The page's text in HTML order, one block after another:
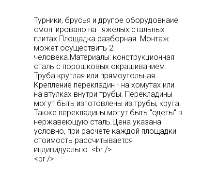
Турники, брусья и другое оборудовнаие
смонтировано на тяжелых стальных
плитах.Площадка разборная. Монтаж
может осуществить 2
человека.Материалы: конструкционная
сталь с порошковых окрашиванием.
Труба круглая или прямоугольная.
Крепление перекладин - на хомутах или
на втулках внутри трубы. Перекладины
могут быть изготовлены из трубы, круга.
Также перекладины могут быть "одеты" в
нержавеющую сталь.Цена указана
условно, при расчете каждой площадки
стоимость рассчитывается
индивидуально. <br />
<br />